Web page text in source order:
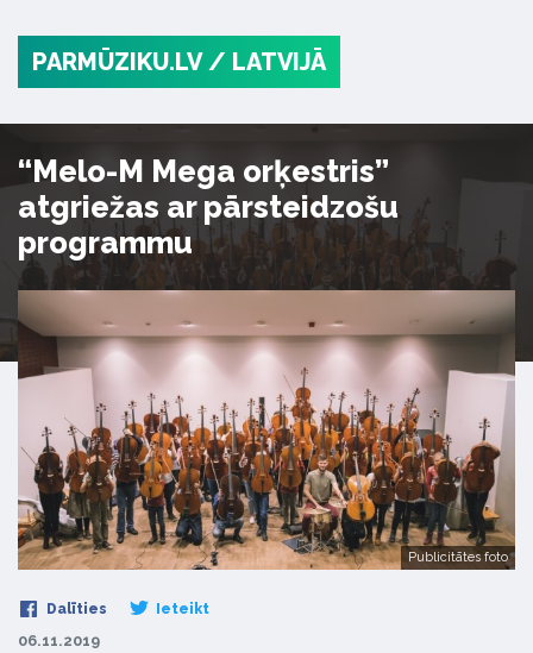
PARMŪZIKU.LV / LATVIJĀ
“Melo-M Mega orķestris”
atgriežas ar pārsteidzošu
programmu
Publicitātes foto
Dalīties Ieteikt
06.11.2019